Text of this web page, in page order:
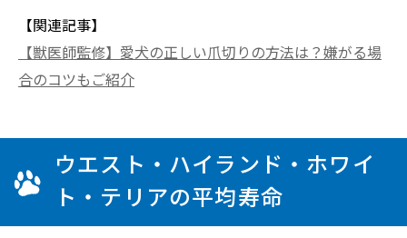
【関連記事】
【獣医師監修】愛犬の正しい爪切りの方法は？嫌がる場
合のコツもご紹介
ウエスト・ハイランド・ホワイ
ト・テリアの平均寿命